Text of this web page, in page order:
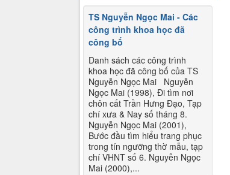
TS Nguyễn Ngọc Mai - Các
công trình khoa học đã
công bố
Danh sách các công trình
khoa học đã công bố của TS
Nguyễn Ngọc Mai Nguyễn
Ngọc Mai (1998), Đi tìm nơi
chôn cất Trần Hưng Đạo, Tạp
chí xưa & Nay số tháng 8.
Nguyễn Ngọc Mai (2001),
Bước đầu tìm hiểu trang phục
trong tín ngưỡng thờ mẫu, tạp
chí VHNT số 6. Nguyễn Ngọc
Mai (2000),...